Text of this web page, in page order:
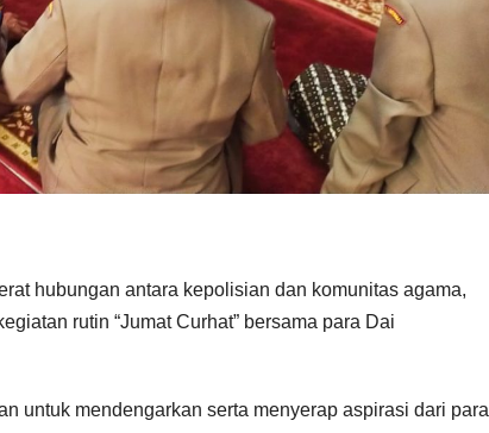
hubungan antara kepolisian dan komunitas agama,
rutin “Jumat Curhat” bersama para Dai
untuk mendengarkan serta menyerap aspirasi dari para